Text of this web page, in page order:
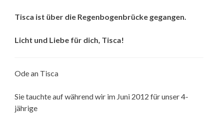
Tisca ist über die Regenbogenbrücke gegangen.
Licht und Liebe für dich, Tisca!
Ode an Tisca
Sie tauchte auf während wir im Juni 2012 für unser 4-
jährige